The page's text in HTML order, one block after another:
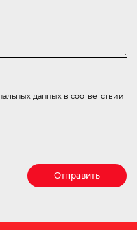
данных в соответствии
Отправить